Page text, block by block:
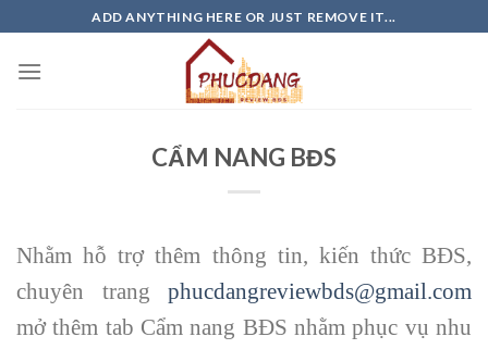
to
content
ADD ANYTHING HERE OR JUST REMOVE IT...
CẨM NANG BĐS
Nhằm hỗ trợ thêm thông tin, kiến thức BĐS,
chuyên trang phucdangreviewbds@gmail.com
mở thêm tab Cẩm nang BĐS nhằm phục vụ nhu